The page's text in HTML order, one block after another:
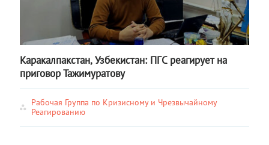
Каракалпакстан, Узбекистан: ПГС реагирует на
приговор Тажимуратову
Рабочая Группа по Кризисному и Чрезвычайному
Реагированию